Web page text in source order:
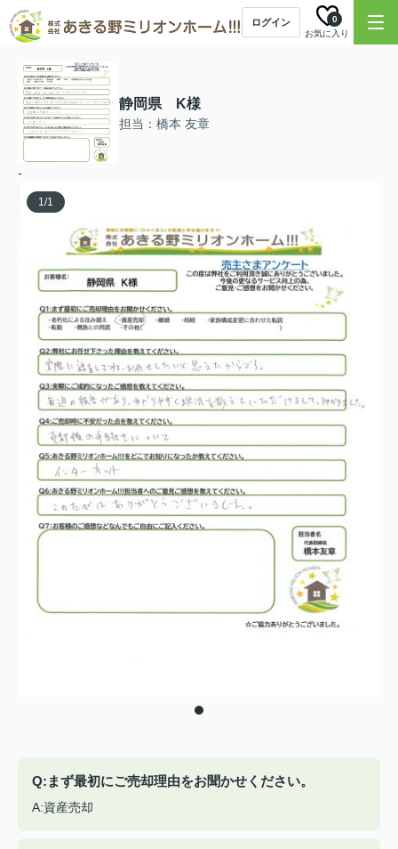
ログイン
お気に入り
0
静岡県 K様
担当：橋本 友章
-
1/1
Q:まず最初にご売却理由をお聞かせください。
A:資産売却